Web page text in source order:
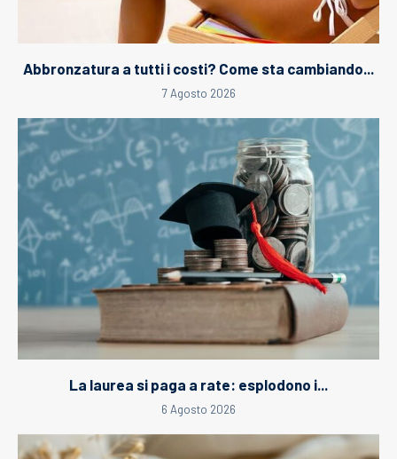
Abbronzatura a tutti i costi? Come sta cambiando...
7 Agosto 2026
La laurea si paga a rate: esplodono i...
6 Agosto 2026